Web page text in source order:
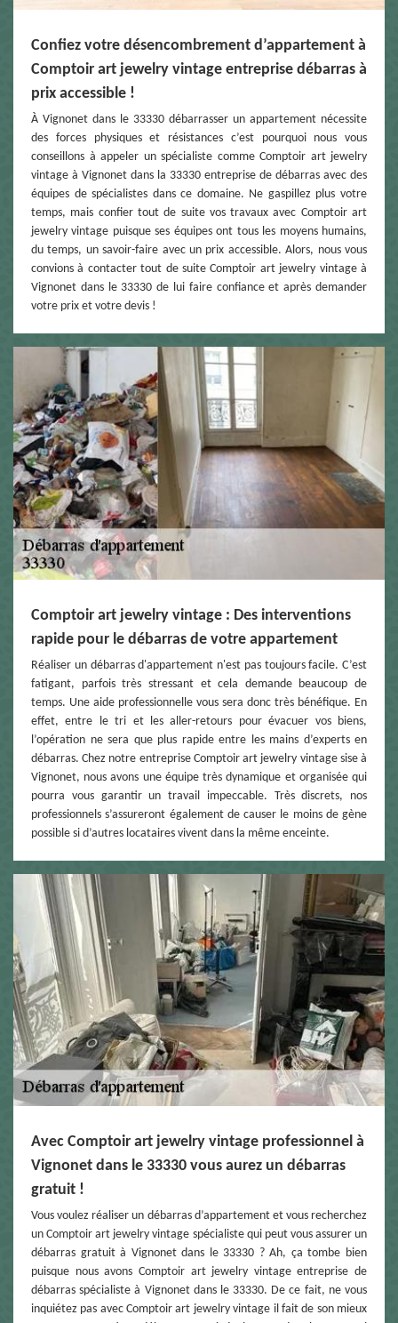
Confiez votre désencombrement d’appartement à
Comptoir art jewelry vintage entreprise débarras à
prix accessible !
À Vignonet dans le 33330 débarrasser un appartement nécessite
des forces physiques et résistances c’est pourquoi nous vous
conseillons à appeler un spécialiste comme Comptoir art jewelry
vintage à Vignonet dans la 33330 entreprise de débarras avec des
équipes de spécialistes dans ce domaine. Ne gaspillez plus votre
temps, mais confier tout de suite vos travaux avec Comptoir art
jewelry vintage puisque ses équipes ont tous les moyens humains,
du temps, un savoir-faire avec un prix accessible. Alors, nous vous
convions à contacter tout de suite Comptoir art jewelry vintage à
Vignonet dans le 33330 de lui faire confiance et après demander
votre prix et votre devis !
Comptoir art jewelry vintage : Des interventions
rapide pour le débarras de votre appartement
Réaliser un débarras d'appartement n'est pas toujours facile. C’est
fatigant, parfois très stressant et cela demande beaucoup de
temps. Une aide professionnelle vous sera donc très bénéfique. En
effet, entre le tri et les aller-retours pour évacuer vos biens,
l’opération ne sera que plus rapide entre les mains d’experts en
débarras. Chez notre entreprise Comptoir art jewelry vintage sise à
Vignonet, nous avons une équipe très dynamique et organisée qui
pourra vous garantir un travail impeccable. Très discrets, nos
professionnels s’assureront également de causer le moins de gène
possible si d’autres locataires vivent dans la même enceinte.
Avec Comptoir art jewelry vintage professionnel à
Vignonet dans le 33330 vous aurez un débarras
gratuit !
Vous voulez réaliser un débarras d’appartement et vous recherchez
un Comptoir art jewelry vintage spécialiste qui peut vous assurer un
débarras gratuit à Vignonet dans le 33330 ? Ah, ça tombe bien
puisque nous avons Comptoir art jewelry vintage entreprise de
débarras spécialiste à Vignonet dans le 33330. De ce fait, ne vous
inquiétez pas avec Comptoir art jewelry vintage il fait de son mieux